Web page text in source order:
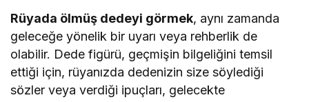
Rüyada ölmüş dedeyi görmek, aynı zamanda
geleceğe yönelik bir uyarı veya rehberlik de
olabilir. Dede figürü, geçmişin bilgeliğini temsil
ettiği için, rüyanızda dedenizin size söylediği
sözler veya verdiği ipuçları, gelecekte